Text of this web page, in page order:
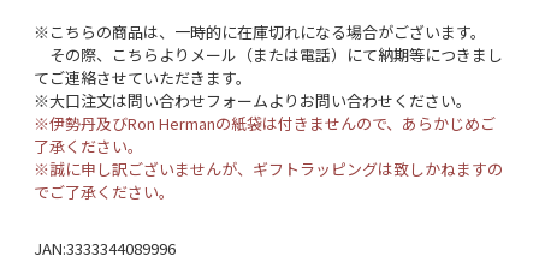
※こちらの商品は、一時的に在庫切れになる場合がございます。
その際、こちらよりメール（または電話）にて納期等につきまし
てご連絡させていただきます。
※大口注文は問い合わせフォームよりお問い合わせください。
※伊勢丹及びRon Hermanの紙袋は付きませんので、あらかじめご
了承ください。
※誠に申し訳ございませんが、ギフトラッピングは致しかねますの
でご了承ください。
JAN:3333344089996